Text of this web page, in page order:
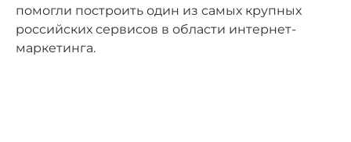
помогли построить один из самых крупных
российских сервисов в области интернет-
маркетинга.